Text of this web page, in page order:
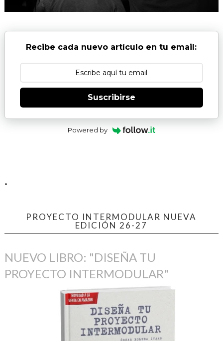
Recibe cada nuevo artículo en tu email:
Suscribirse
Powered by
.
PROYECTO INTERMODULAR NUEVA
EDICIÓN 26-27
NUEVO LIBRO: "DISEÑA TU
PROYECTO INTERMODULAR"